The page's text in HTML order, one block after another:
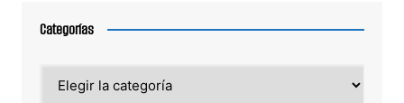
Categorías